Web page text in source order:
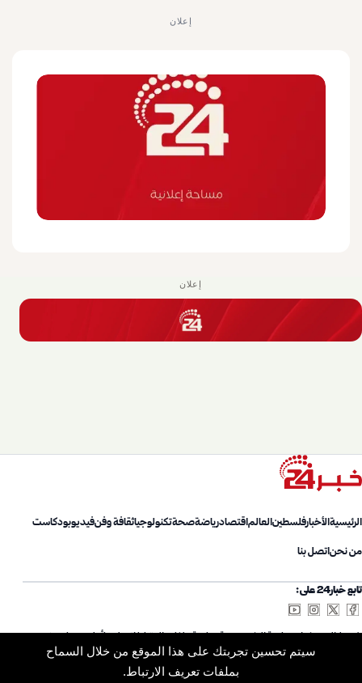
إعلان
إعلان
الرئيسيةالأخبارفلسطينالعالماقتصادرياضةصحةتكنولوجياثقافة وفنفيديوبودكاست
من نحناتصل بنا
تابع خبار24 على:
شروط الاستخدامسياسة الخصوصيةسياسة ملفات الارتباطاتصل بناأعلن معنامن نحن
سيتم تحسين تجربتك على هذا الموقع من خلال السماح
بملفات تعريف الارتباط.